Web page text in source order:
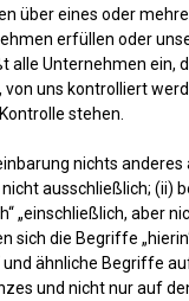
über eines oder
erfüllen oder
alle Unternehmen ein,
uns kontrolliert
stehen.
nichts anderes
ausschließlich; (ii)
„einschließlich, aber
sich die Begriffe
und ähnliche Begriffe
und nicht nur auf